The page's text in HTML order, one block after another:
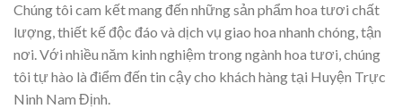
Chúng tôi cam kết mang đến những sản phẩm hoa tươi chất
lượng, thiết kế độc đáo và dịch vụ giao hoa nhanh chóng, tận
nơi. Với nhiều năm kinh nghiệm trong ngành hoa tươi, chúng
tôi tự hào là điểm đến tin cậy cho khách hàng tại Huyện Trực
Ninh Nam Định.